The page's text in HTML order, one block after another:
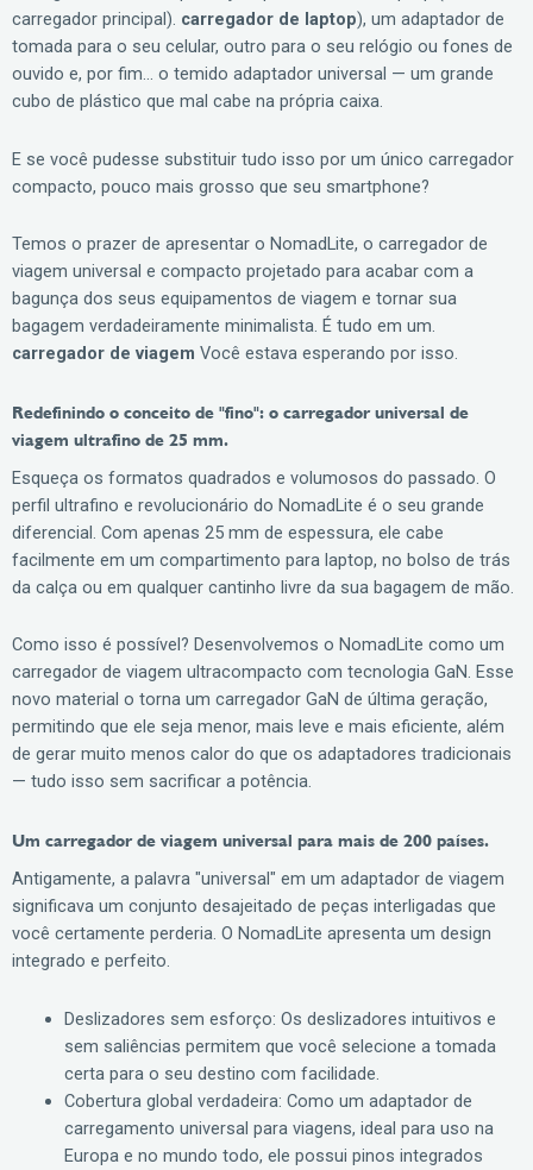
carregador principal). carregador de laptop), um adaptador de
tomada para o seu celular, outro para o seu relógio ou fones de
ouvido e, por fim… o temido adaptador universal — um grande
cubo de plástico que mal cabe na própria caixa.
E se você pudesse substituir tudo isso por um único carregador
compacto, pouco mais grosso que seu smartphone?
Temos o prazer de apresentar o NomadLite, o carregador de
viagem universal e compacto projetado para acabar com a
bagunça dos seus equipamentos de viagem e tornar sua
bagagem verdadeiramente minimalista. É tudo em um.
carregador de viagem Você estava esperando por isso.
Redefinindo o conceito de "fino": o carregador universal de
viagem ultrafino de 25 mm.
Esqueça os formatos quadrados e volumosos do passado. O
perfil ultrafino e revolucionário do NomadLite é o seu grande
diferencial. Com apenas 25 mm de espessura, ele cabe
facilmente em um compartimento para laptop, no bolso de trás
da calça ou em qualquer cantinho livre da sua bagagem de mão.
Como isso é possível? Desenvolvemos o NomadLite como um
carregador de viagem ultracompacto com tecnologia GaN. Esse
novo material o torna um carregador GaN de última geração,
permitindo que ele seja menor, mais leve e mais eficiente, além
de gerar muito menos calor do que os adaptadores tradicionais
— tudo isso sem sacrificar a potência.
Um carregador de viagem universal para mais de 200 países.
Antigamente, a palavra "universal" em um adaptador de viagem
significava um conjunto desajeitado de peças interligadas que
você certamente perderia. O NomadLite apresenta um design
integrado e perfeito.
Deslizadores sem esforço: Os deslizadores intuitivos e
sem saliências permitem que você selecione a tomada
certa para o seu destino com facilidade.
Cobertura global verdadeira: Como um adaptador de
carregamento universal para viagens, ideal para uso na
Europa e no mundo todo, ele possui pinos integrados